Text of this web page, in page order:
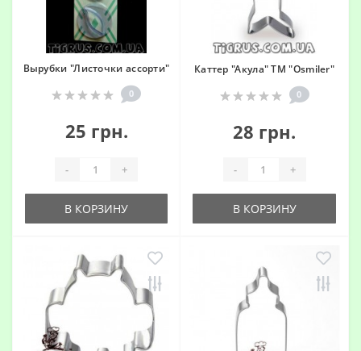
Вырубки "Листочки ассорти"
0
25 грн.
- +
В КОРЗИНУ
Каттер "Акула" ТМ "Osmiler"
0
28 грн.
- +
В КОРЗИНУ